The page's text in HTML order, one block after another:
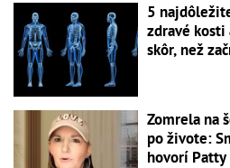
5
zdravé kosti
skôr, než
Zomrela na
po živote:
hovorí Patty